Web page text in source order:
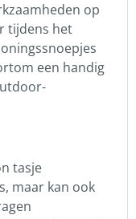
op
tijdens het
een handig
tasje
maar kan ook